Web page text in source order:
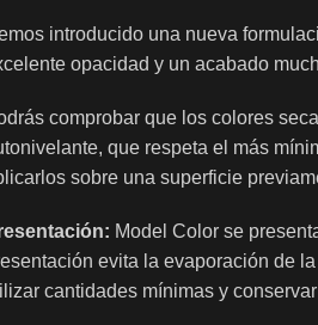
introducido una nueva
opacidad y un acabado
comprobar que los colores
que respeta el más
sobre una superficie
Model Color se
evita la evaporación de
cantidades mínimas y